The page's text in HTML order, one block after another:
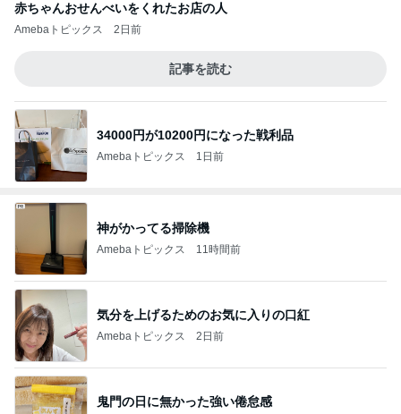
赤ちゃんおせんべいをくれたお店の人
Amebaトピックス 2日前
記事を読む
34000円が10200円になった戦利品
Amebaトピックス 1日前
神がかってる掃除機
Amebaトピックス 11時間前
気分を上げるためのお気に入りの口紅
Amebaトピックス 2日前
鬼門の日に無かった強い倦怠感